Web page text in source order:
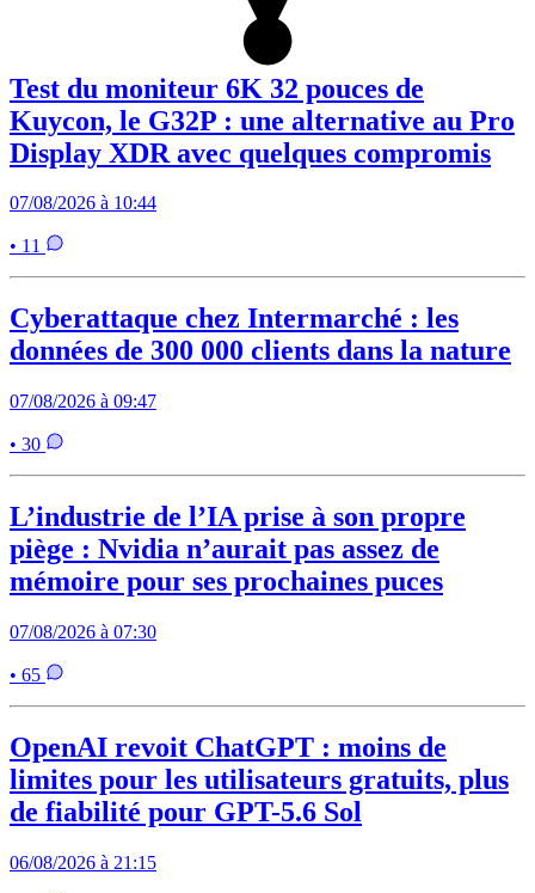
Test du moniteur 6K 32 pouces de
Kuycon, le G32P : une alternative au Pro
Display XDR avec quelques compromis
07/08/2026 à 10:44
• 11
Cyberattaque chez Intermarché : les
données de 300 000 clients dans la nature
07/08/2026 à 09:47
• 30
L’industrie de l’IA prise à son propre
piège : Nvidia n’aurait pas assez de
mémoire pour ses prochaines puces
07/08/2026 à 07:30
• 65
OpenAI revoit ChatGPT : moins de
limites pour les utilisateurs gratuits, plus
de fiabilité pour GPT-5.6 Sol
06/08/2026 à 21:15